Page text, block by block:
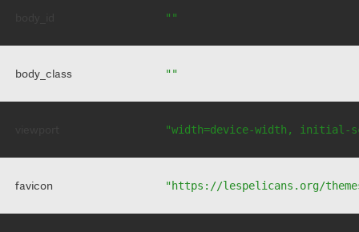
""
body_class ""
"width=device-width, initial-
favicon "https://lespelicans.org/